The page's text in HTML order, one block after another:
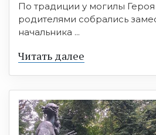
По традиции у могилы
родителями собрались
начальника ...
Читать далее